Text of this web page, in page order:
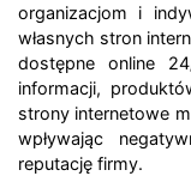
organizacjom i
własnych stron
dostępne online
informacji,
strony internetowe
wpływając
reputację firmy.